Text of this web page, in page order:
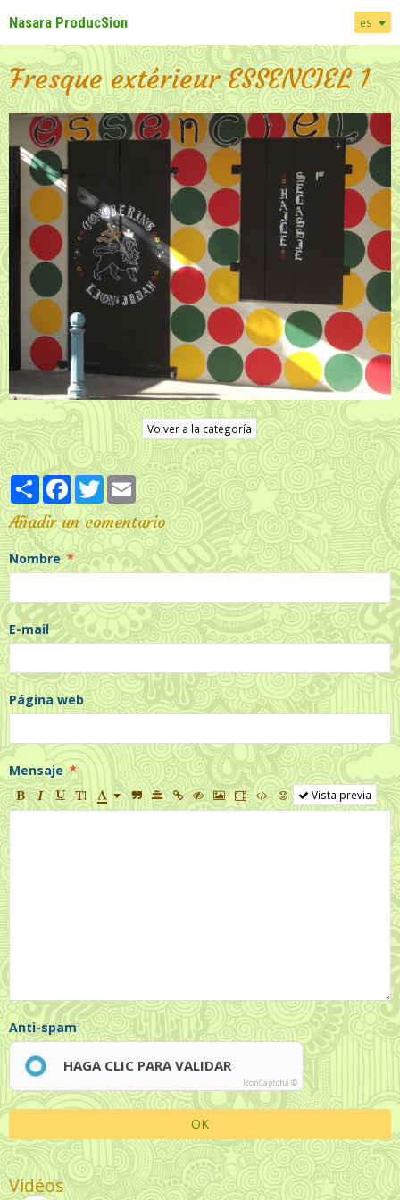
Nasara ProducSion es
Fresque extérieur ESSENCIEL 1
Volver a la categoría
PartagerFacebook
TwitterEmail
Añadir un comentario
Nombre
E-mail
Página web
Mensaje
Vista previa
Anti-spam
HAGA CLIC PARA VALIDAR
IconCaptcha ©
OK
Vidéos